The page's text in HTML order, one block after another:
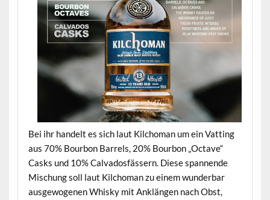
Bei ihr handelt es sich laut Kilchoman um ein Vatting
aus 70% Bourbon Barrels, 20% Bourbon „Octave“
Casks und 10% Calvadosfässern. Diese spannende
Mischung soll laut Kilchoman zu einem wunderbar
ausgewogenen Whisky mit Anklängen nach Obst,